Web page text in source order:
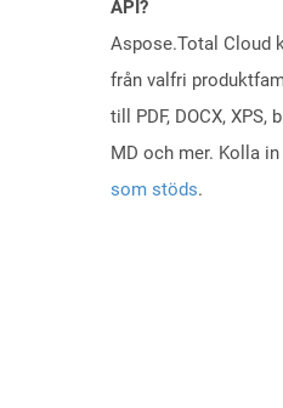
API?
Aspose.Total Cloud
från valfri
till PDF, DOCX, XPS,
MD och mer. Kolla
som stöds.